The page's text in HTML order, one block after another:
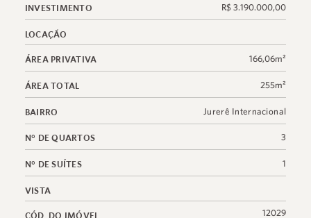
INVESTIMENTO R$ 3.190.000,00
LOCAÇÃO
ÁREA PRIVATIVA 166,06m²
ÁREA TOTAL 255m²
BAIRRO Jurerê Internacional
N° DE QUARTOS 3
N° DE SUÍTES 1
VISTA
CÓD. DO IMÓVEL 12029